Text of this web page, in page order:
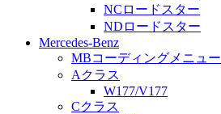
NCロードスター
NDロードスター
Mercedes-Benz
MBコーディングメニュー
Aクラス
W177/V177
Cクラス